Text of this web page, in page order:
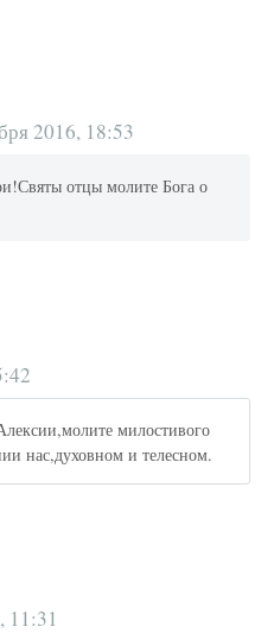
2016, 18:53
отцы молите Бога о
милостивого
нас,духовном и телесном.
11:31